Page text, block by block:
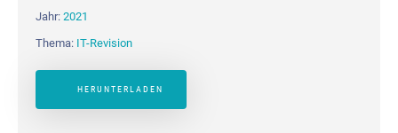
Jahr: 2021
Thema: IT-Revision
HERUNTERLADEN